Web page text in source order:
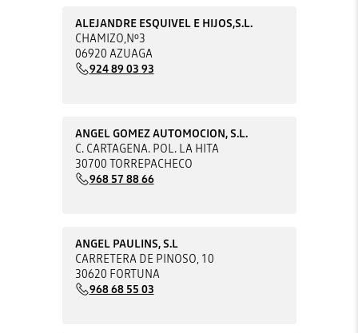
ALEJANDRE ESQUIVEL E HIJOS,S.L.
CHAMIZO,Nº3
06920 AZUAGA
924 89 03 93
ANGEL GOMEZ AUTOMOCION, S.L.
C. CARTAGENA. POL. LA HITA
30700 TORREPACHECO
968 57 88 66
ANGEL PAULINS, S.L
CARRETERA DE PINOSO, 10
30620 FORTUNA
968 68 55 03